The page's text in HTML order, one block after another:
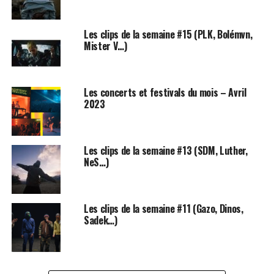
Antar se lance en 2016 avec son premier EP
Il sortit une série de clips pour les 6 sons (un
toute les deux semaines). Le clip de
succès de l’EP, dépassa les 500 000 vues sur YouTube.
Moins d’un an après, Antar sort le second volet,
Les clips de la semaine #15 (PLK, Bolémvn,
Mister V…)
Les concerts et festivals du mois – Avril
2023
Les clips de la semaine #13 (SDM, Luther,
NeS…)
Les clips de la semaine #11 (Gazo, Dinos,
Sadek…)